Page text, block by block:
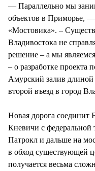
— Параллельно мы
объектов в Приморье,
«Мостовика». –
Владивостока не
решение – а мы
– о разработке проекта
Амурский залив длиной
второй въезд в город
Новая дорога соединит
Кневичи с федеральной
Патрокл и дальше на
в обход существующей
получается весьма